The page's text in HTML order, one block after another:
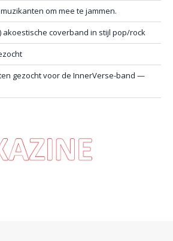
om mee te jammen.
akoestische coverband in stijl pop/rock
gezocht voor de InnerVerse-band —